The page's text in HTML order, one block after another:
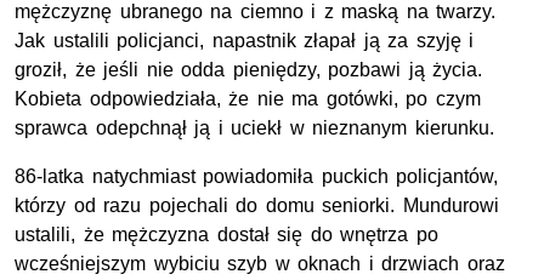
mężczyznę ubranego na ciemno i z maską na twarzy.
Jak ustalili policjanci, napastnik złapał ją za szyję i
groził, że jeśli nie odda pieniędzy, pozbawi ją życia.
Kobieta odpowiedziała, że nie ma gotówki, po czym
sprawca odepchnął ją i uciekł w nieznanym kierunku.
86-latka natychmiast powiadomiła puckich policjantów,
którzy od razu pojechali do domu seniorki. Mundurowi
ustalili, że mężczyzna dostał się do wnętrza po
wcześniejszym wybiciu szyb w oknach i drzwiach oraz